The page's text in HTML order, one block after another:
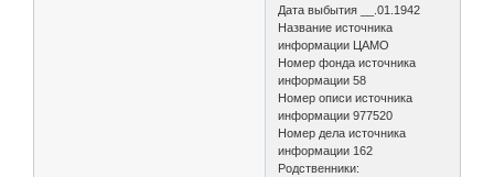
Дата выбытия __.01.1942
Название источника
информации ЦАМО
Номер фонда источника
информации 58
Номер описи источника
информации 977520
Номер дела источника
информации 162
Родственники: